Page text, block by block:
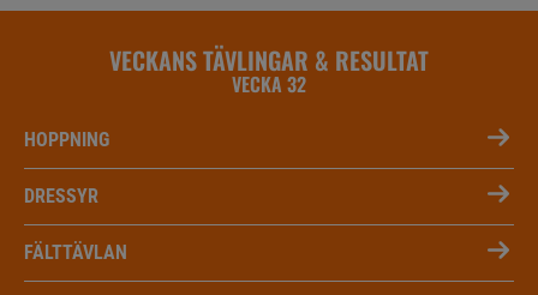
VECKANS TÄVLINGAR & RESULTAT
VECKA 32
HOPPNING
DRESSYR
FÄLTTÄVLAN